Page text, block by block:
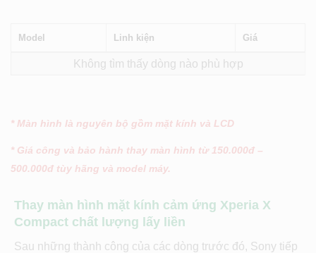
Model Linh kiện Giá
Không tìm thấy dòng nào phù hợp
* Màn hình là nguyên bộ gồm mặt kính và LCD
* Giá công và bảo hành thay màn hình từ 150.000đ –
500.000đ tùy hãng và model máy.
Thay màn hình mặt kính cảm ứng Xperia X
Compact chất lượng lấy liền
Sau những thành công của các dòng trước đó, Sony tiếp